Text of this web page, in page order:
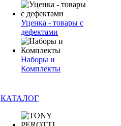
Уценка - товары с
дефектами
Наборы и
Комплекты
КАТАЛОГ